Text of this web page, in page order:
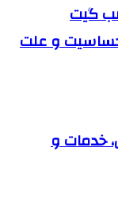
گیت
و علت
خدمات و